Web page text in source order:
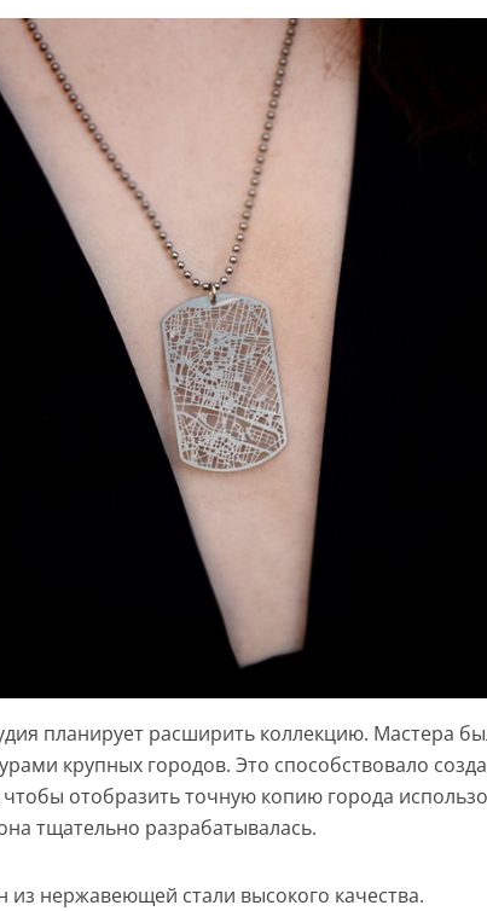
планирует расширить коллекцию. Мастера
крупных городов. Это способствовало
чтобы отобразить точную копию города
тщательно разрабатывалась.
нержавеющей стали высокого качества.